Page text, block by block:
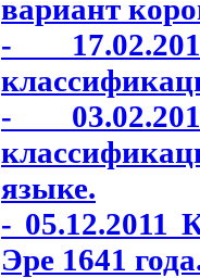
вариант
-
-
языке.
- 05.12.2011
Эре 1641